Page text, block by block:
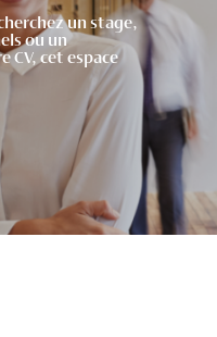
un stage,
ou un
cet espace